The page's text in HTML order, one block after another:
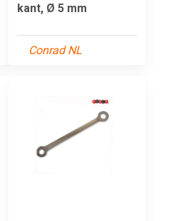
kant, Ø 5 mm
Conrad NL